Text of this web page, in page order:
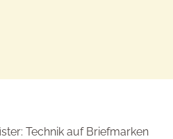
Technik auf Briefmarken